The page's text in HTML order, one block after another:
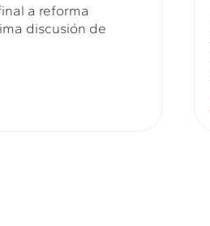
a reforma
discusión de